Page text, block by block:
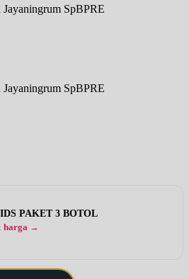
SpBPRE
SpBPRE
PAKET 3 BOTOL
harga →